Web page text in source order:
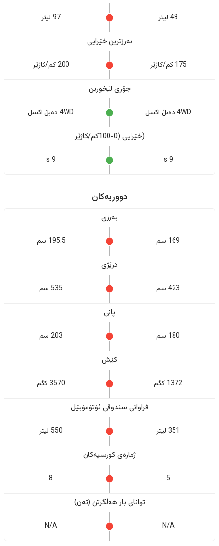
48 لیتر 97 لیتر
بەرزترین خێرایی
175 کم/کاژێر 200 کم/کاژێر
جۆری لێخورین
4WD دەبڵ اکسل 4WD دەبڵ اکسل
(خێرایی (0-100کم/کاژێر
9 s
9 s
دووریەکان
بەرزی
169 سم 195.5 سم
درێژی
423 سم 535 سم
پانی
180 سم 203 سم
کێش
1372 کگم 3570 کگم
فراوانی سندوقی ئۆتۆمۆبێل
351 لیتر 550 لیتر
ژمارەی کورسیەکان
5
8
تواناى بار هەڵگرتن (تەن)
N/A
N/A